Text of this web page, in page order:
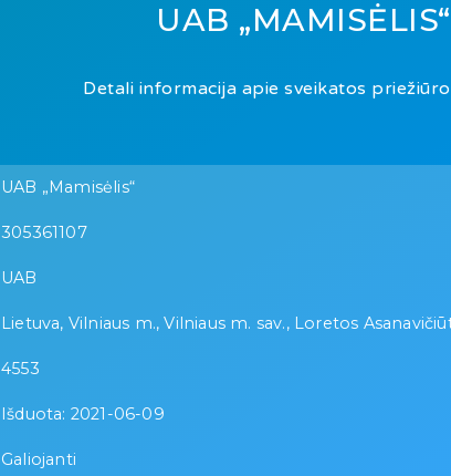
UAB „MAMISĖLIS“
Detali informacija apie sveikatos
UAB „Mamisėlis“
305361107
UAB
Lietuva, Vilniaus m., Vilniaus m. sav., Loretos
4553
Išduota: 2021-06-09
Galiojanti